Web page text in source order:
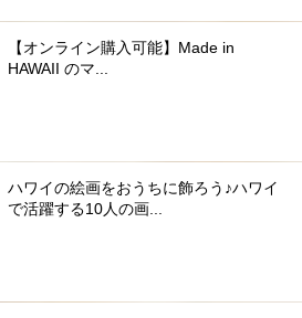
【オンライン購入可能】Made in
HAWAII のマ...
ハワイの絵画をおうちに飾ろう♪ハワイ
で活躍する10人の画...